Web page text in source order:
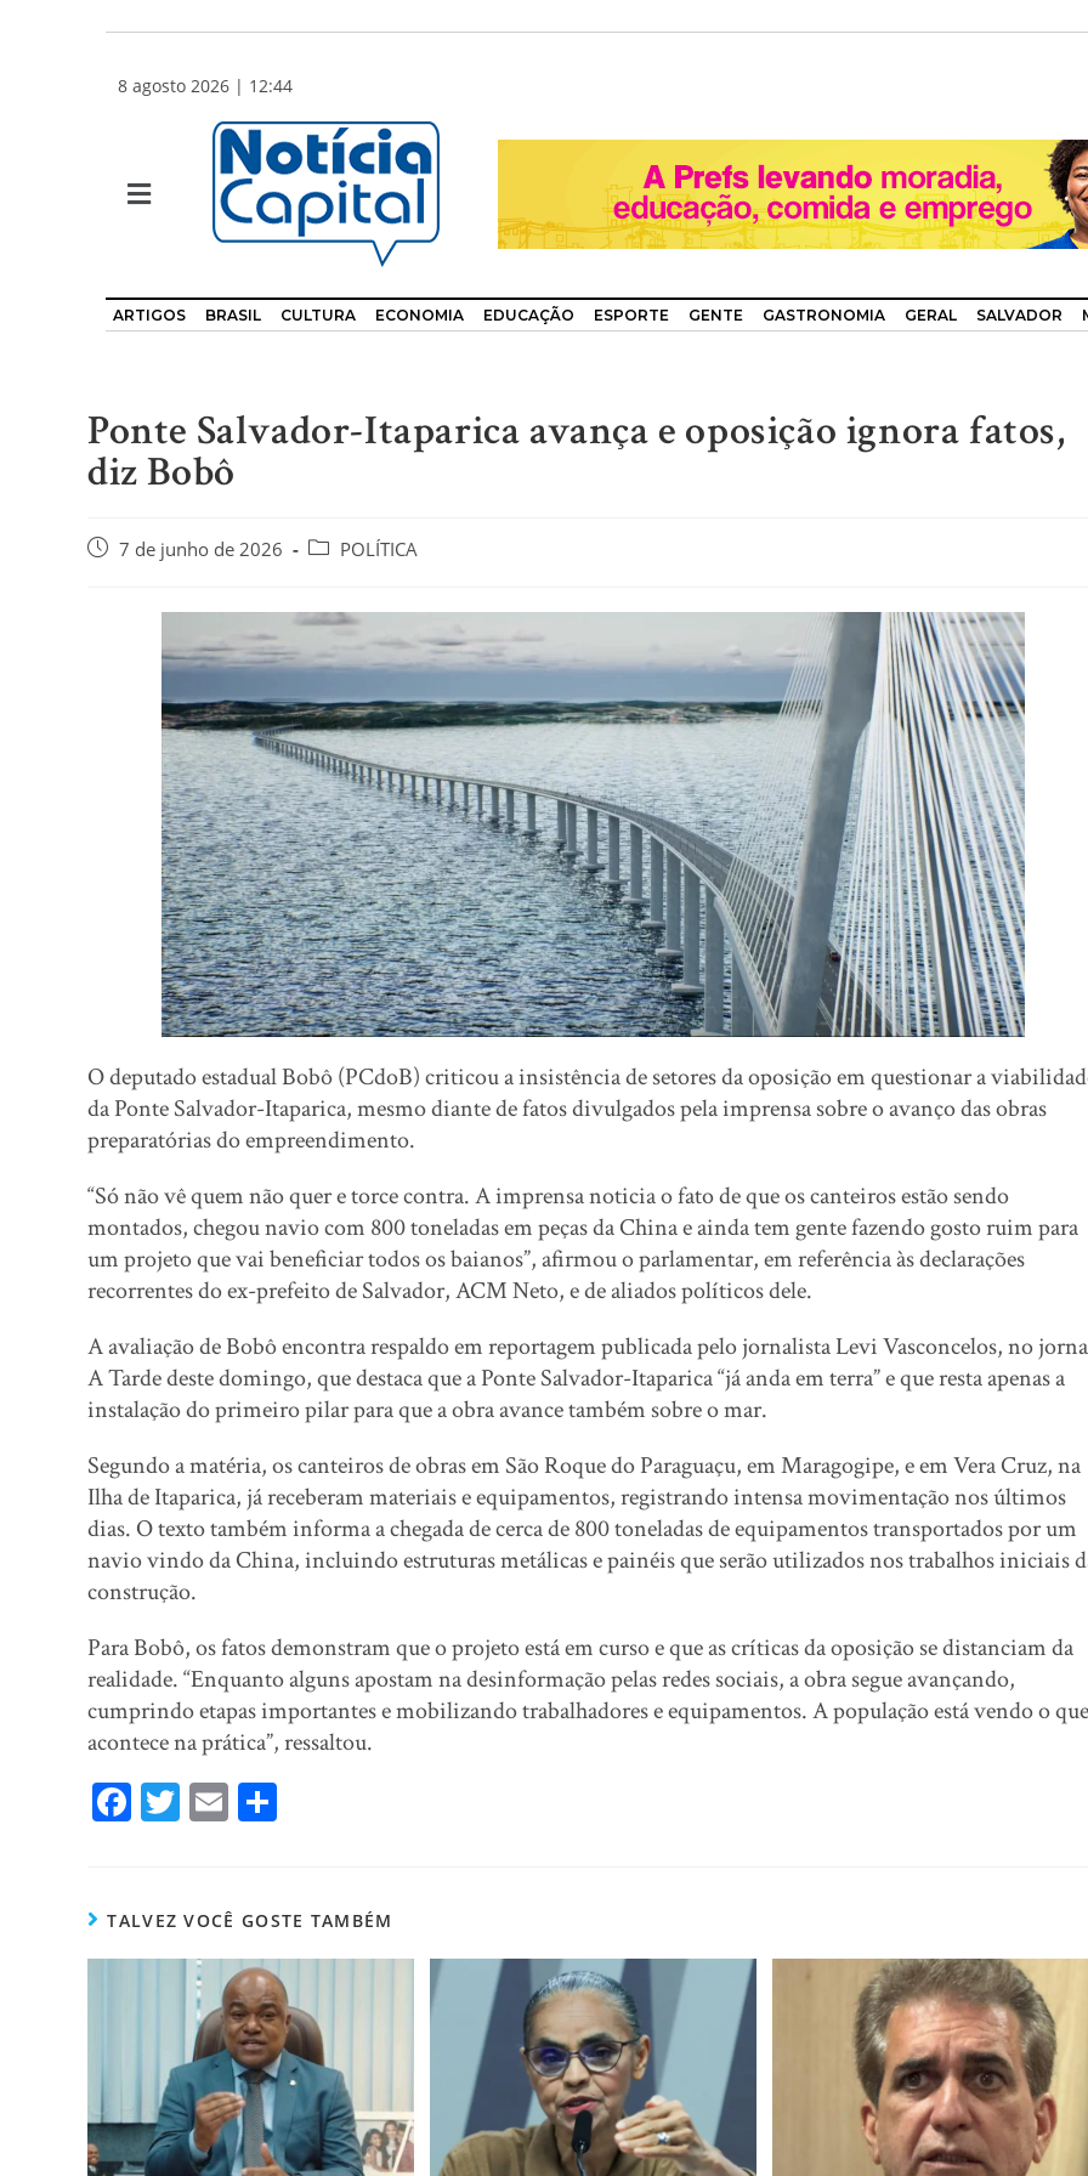
8 agosto 2026 | 12:44
ARTIGOS BRASIL CULTURA ECONOMIA EDUCAÇÃO ESPORTE GENTE GASTRONOMIA GERAL SALVADOR
Ponte Salvador-Itaparica avança e oposição ignora fatos,
diz Bobô
7 de junho de 2026 POLÍTICA
O deputado estadual Bobô (PCdoB) criticou a insistência de setores da oposição em questionar a
da Ponte Salvador-Itaparica, mesmo diante de fatos divulgados pela imprensa sobre o avanço das obras
preparatórias do empreendimento.
“Só não vê quem não quer e torce contra. A imprensa noticia o fato de que os canteiros estão sendo
montados, chegou navio com 800 toneladas em peças da China e ainda tem gente fazendo gosto ruim para
um projeto que vai beneficiar todos os baianos”, afirmou o parlamentar, em referência às declarações
recorrentes do ex-prefeito de Salvador, ACM Neto, e de aliados políticos dele.
A avaliação de Bobô encontra respaldo em reportagem publicada pelo jornalista Levi Vasconcelos, no
A Tarde deste domingo, que destaca que a Ponte Salvador-Itaparica “já anda em terra” e que resta apenas a
instalação do primeiro pilar para que a obra avance também sobre o mar.
Segundo a matéria, os canteiros de obras em São Roque do Paraguaçu, em Maragogipe, e em Vera Cruz, na
Ilha de Itaparica, já receberam materiais e equipamentos, registrando intensa movimentação nos últimos
dias. O texto também informa a chegada de cerca de 800 toneladas de equipamentos transportados por um
navio vindo da China, incluindo estruturas metálicas e painéis que serão utilizados nos trabalhos iniciais
construção.
Para Bobô, os fatos demonstram que o projeto está em curso e que as críticas da oposição se distanciam da
realidade. “Enquanto alguns apostam na desinformação pelas redes sociais, a obra segue avançando,
cumprindo etapas importantes e mobilizando trabalhadores e equipamentos. A população está vendo o que
acontece na prática”, ressaltou.
Fa
ok
T
er
E
TALVEZ VOCÊ GOSTE TAMBÉM